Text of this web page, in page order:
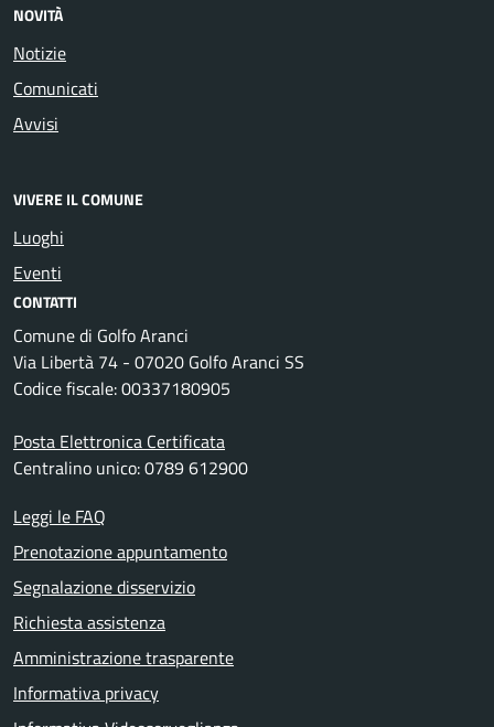
NOVITÀ
Notizie
Comunicati
Avvisi
VIVERE IL COMUNE
Luoghi
Eventi
CONTATTI
Comune di Golfo Aranci
Via Libertà 74 - 07020 Golfo Aranci SS
Codice fiscale: 00337180905
Posta Elettronica Certificata
Centralino unico: 0789 612900
Leggi le FAQ
Prenotazione appuntamento
Segnalazione disservizio
Richiesta assistenza
Amministrazione trasparente
Informativa privacy